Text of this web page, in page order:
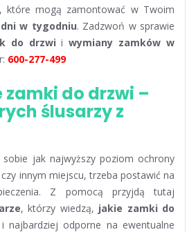
, które mogą zamontować w Twoim
w tygodniu. Zadzwoń w sprawie
do drzwi iwymiany zamków w
600-277-499
zamki do drzwi –
ślusarzy z
sobie jak najwyższy poziom ochrony
innym miejscu, trzeba postawić na
Z pomocą przyjdą tutaj
, którzy wiedzą, jakie zamki do
najbardziej odporne na ewentualne